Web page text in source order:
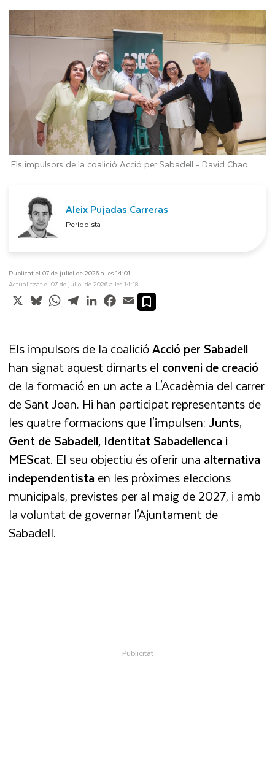
Els impulsors de la coalició Acció per Sabadell - David Chao
Aleix Pujadas Carreras
Periodista
Publicat el 07 de juliol de 2026 a les 14:01
Actualitzat el 07 de juliol de 2026 a les 14:18
X BlueskyWhatsApp
TelegramLinkedInFacebook
Email
Els impulsors de la coalicióAcció per Sabadell
han signat aquest dimarts el conveni de creació
de la formació en un acte a L'Acadèmia del carrer
de Sant Joan. Hi han participat representants de
les quatre formacions que l'impulsen:Junts,
Gent de Sabadell, Identitat Sabadellenca i
MEScat. El seu objectiu és oferir una alternativa
independentistaen les pròximes eleccions
municipals, previstes per al maig de 2027, i amb
la voluntat de governar l'Ajuntament de
Sabadell.